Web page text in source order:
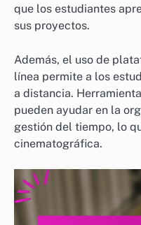
que los estudiantes
sus proyectos.
Además, el uso de
línea permite a los
a distancia.
pueden ayudar en la
gestión del tiempo, lo
cinematográfica.